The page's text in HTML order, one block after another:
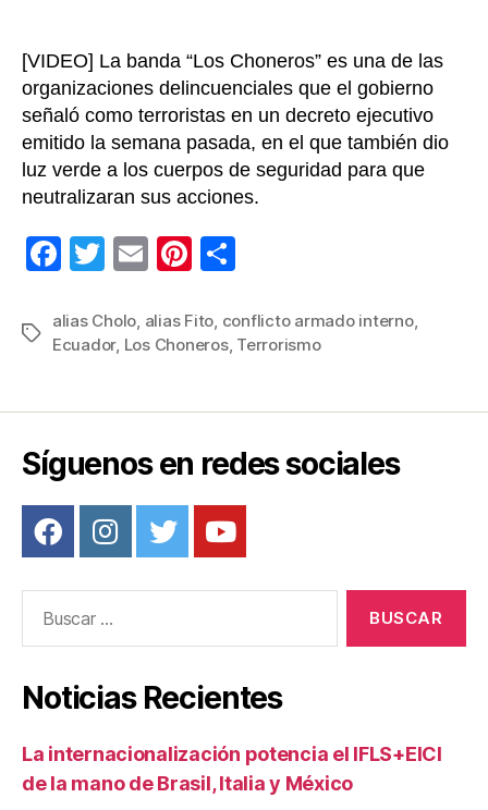
[VIDEO] La banda “Los Choneros” es una de las
organizaciones delincuenciales que el gobierno
señaló como terroristas en un decreto ejecutivo
emitido la semana pasada, en el que también dio
luz verde a los cuerpos de seguridad para que
neutralizaran sus acciones.
F
c
e
o
k
T
tt
er
E
ail
Pi
er
e
m
p
Etiquetas
alias Cholo, alias Fito, conflicto armado interno,
Ecuador, Los Choneros, Terrorismo
Síguenos en redes sociales
Noticias Recientes
La internacionalización potencia el IFLS+EICI
de la mano de Brasil, Italia y México